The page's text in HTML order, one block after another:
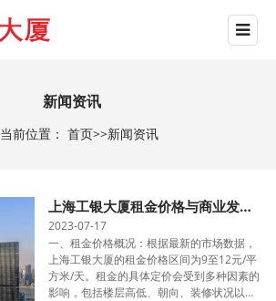
新闻资讯
当前位置： 首页>>新闻资讯
上海工银大厦租金价格与商业发展趋势
2023-07-17
一、租金价格概况：根据最新的市场数据，
上海工银大厦的租金价格区间为9至12元/平
方米/天。租金的具体定价会受到多种因素的
影响，包括楼层高低、朝向、装修状况以及